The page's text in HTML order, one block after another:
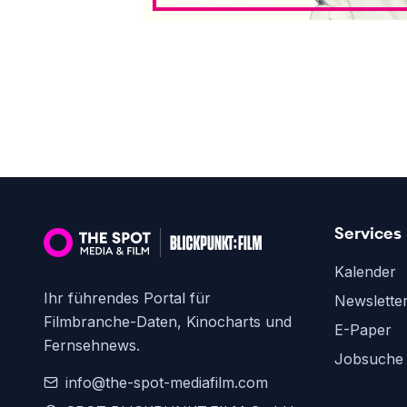
Ihr führendes Portal für
Filmbranche-Daten, Kinocharts und
Fernsehnews.
info@the-spot-mediafilm.com
Services
Kalender
E-Paper
Jobsuche